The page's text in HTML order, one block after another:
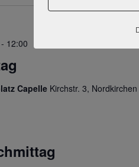
- 12:00
Capelle Kirchstr. 3, Nordkirchen